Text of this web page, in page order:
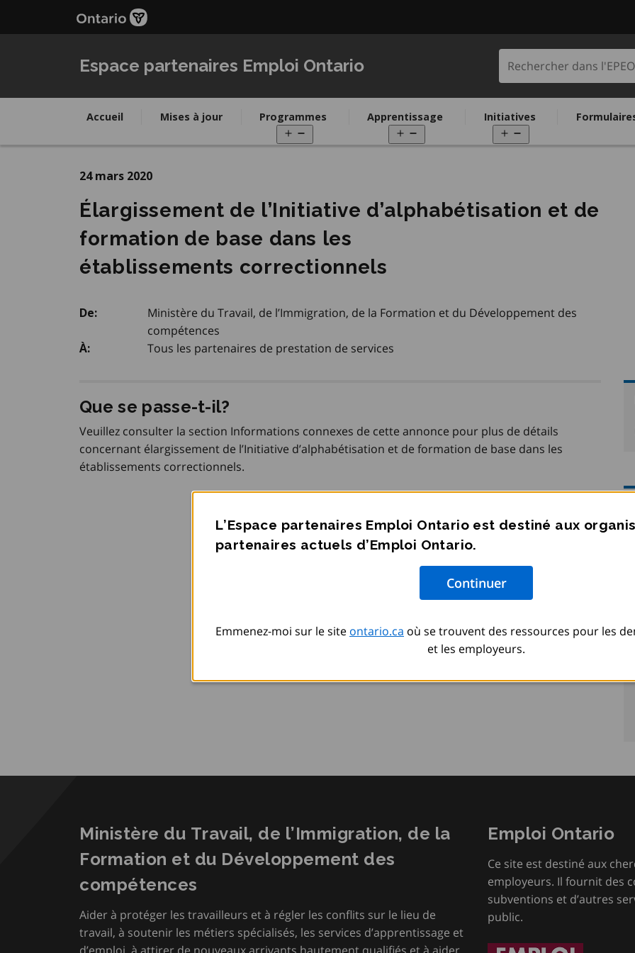
L’Espace partenaires Emploi Ontario est destiné aux
partenaires actuels d’Emploi Ontario.
Emmenez-moi sur le site ontario.ca où se trouvent des ressources pour les
et les employeurs.
Espace partenaires Emploi Ontario Rechercher dans
Accueil Mises à jour Programmes
menu
Apprentissage
menu
Initiatives
menu
24 mars 2020
Élargissement de l’Initiative d’alphabétisation et de
formation de base dans les
établissements correctionnels
De:
Ministère du Travail, de l’Immigration, de la Formation et du Développement des
compétences
À: Tous les partenaires de prestation de services
Que se passe-t-il?
Veuillez consulter la section Informations connexes de cette annonce pour plus de détails
concernant élargissement de l’Initiative d’alphabétisation et de formation de base dans les
établissements correctionnels.
Ministère du Travail, de l’Immigration, de la
Formation et du Développement des
compétences
Aider à protéger les travailleurs et à régler les conflits sur le lieu de
travail, à soutenir les métiers spécialisés, les services d’apprentissage et
d’emploi, à attirer de nouveaux arrivants hautement qualifiés et à aider
Emploi Ontario
Ce site est destiné aux
employeurs. Il fournit des
subventions et d’autres
public.